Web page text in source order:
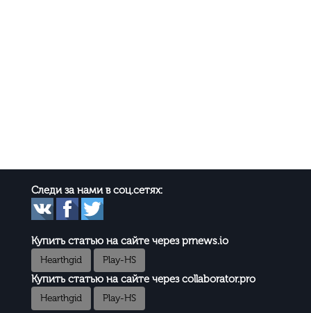
Следи за нами в соц.сетях:
Купить статью на сайте через prnews.io
Hearthgid Play-HS
Купить статью на сайте через collaborator.pro
Hearthgid Play-HS